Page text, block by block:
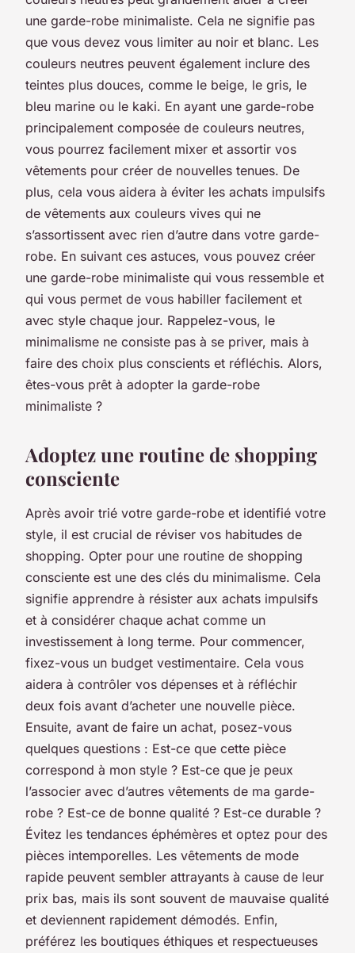
une garde-robe minimaliste. Cela ne signifie pas
que vous devez vous limiter au noir et blanc. Les
couleurs neutres peuvent également inclure des
teintes plus douces, comme le beige, le gris, le
bleu marine ou le kaki. En ayant une garde-robe
principalement composée de couleurs neutres,
vous pourrez facilement mixer et assortir vos
vêtements pour créer de nouvelles tenues. De
plus, cela vous aidera à éviter les achats impulsifs
de vêtements aux couleurs vives qui ne
s’assortissent avec rien d’autre dans votre garde-
robe. En suivant ces astuces, vous pouvez créer
une garde-robe minimaliste qui vous ressemble et
qui vous permet de vous habiller facilement et
avec style chaque jour. Rappelez-vous, le
minimalisme ne consiste pas à se priver, mais à
faire des choix plus conscients et réfléchis. Alors,
êtes-vous prêt à adopter la garde-robe
minimaliste ?
Adoptez une routine de shopping
consciente
Après avoir trié votre garde-robe et identifié votre
style, il est crucial de réviser vos habitudes de
shopping. Opter pour une routine de shopping
consciente est une des clés du minimalisme. Cela
signifie apprendre à résister aux achats impulsifs
et à considérer chaque achat comme un
investissement à long terme. Pour commencer,
fixez-vous un budget vestimentaire. Cela vous
aidera à contrôler vos dépenses et à réfléchir
deux fois avant d’acheter une nouvelle pièce.
Ensuite, avant de faire un achat, posez-vous
quelques questions : Est-ce que cette pièce
correspond à mon style ? Est-ce que je peux
l’associer avec d’autres vêtements de ma garde-
robe ? Est-ce de bonne qualité ? Est-ce durable ?
Évitez les tendances éphémères et optez pour des
pièces intemporelles. Les vêtements de mode
rapide peuvent sembler attrayants à cause de leur
prix bas, mais ils sont souvent de mauvaise qualité
et deviennent rapidement démodés. Enfin,
préférez les boutiques éthiques et respectueuses